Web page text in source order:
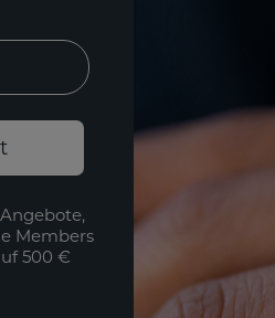
Members
500 €